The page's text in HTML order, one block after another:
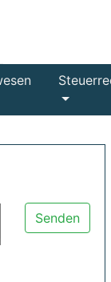
Senden